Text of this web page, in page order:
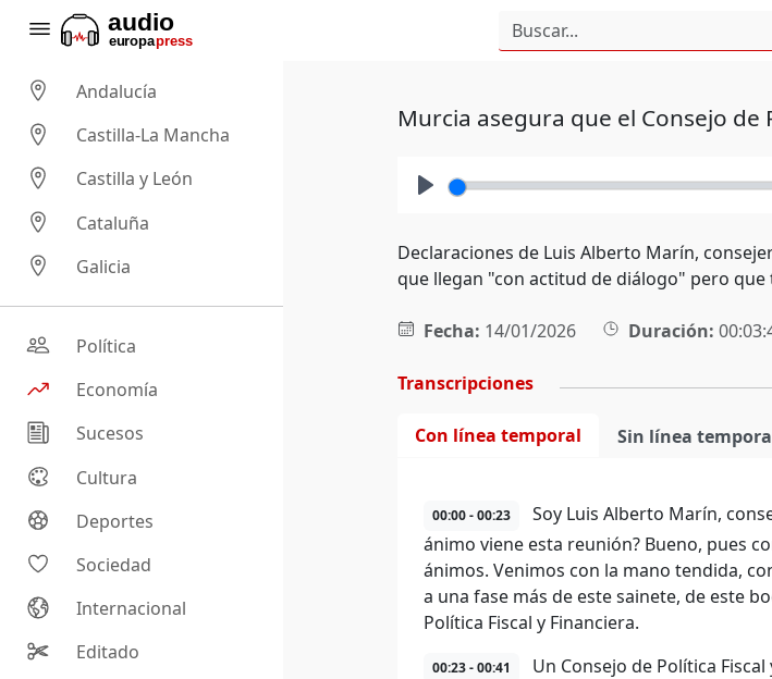
Andalucía
Castilla-La Mancha
Castilla y León
Cataluña
Galicia
Política
Economía
Sucesos
Cultura
Deportes
Sociedad
Internacional
Editado
Murcia asegura que el Consejo
Declaraciones de Luis Alberto Marín,
que llegan "con actitud de diálogo" pero
Fecha: 14/01/2026 Duración:
Transcripciones
Con línea temporal Sin línea
00:00 - 00:23
Soy Luis Alberto Marín,
ánimo viene esta reunión? Bueno, pues
ánimos. Venimos con la mano tendida,
a una fase más de este sainete, de este
Política Fiscal y Financiera.
00:23 - 00:41
Un Consejo de Política